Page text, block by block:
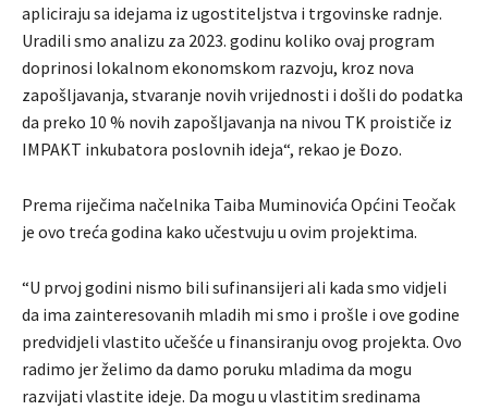
apliciraju sa idejama iz ugostiteljstva i trgovinske radnje.
Uradili smo analizu za 2023. godinu koliko ovaj program
doprinosi lokalnom ekonomskom razvoju, kroz nova
zapošljavanja, stvaranje novih vrijednosti i došli do podatka
da preko 10 % novih zapošljavanja na nivou TK proističe iz
IMPAKT inkubatora poslovnih ideja“, rekao je Đozo.
Prema riječima načelnika Taiba Muminovića Općini Teočak
je ovo treća godina kako učestvuju u ovim projektima.
“U prvoj godini nismo bili sufinansijeri ali kada smo vidjeli
da ima zainteresovanih mladih mi smo i prošle i ove godine
predvidjeli vlastito učešće u finansiranju ovog projekta. Ovo
radimo jer želimo da damo poruku mladima da mogu
razvijati vlastite ideje. Da mogu u vlastitim sredinama